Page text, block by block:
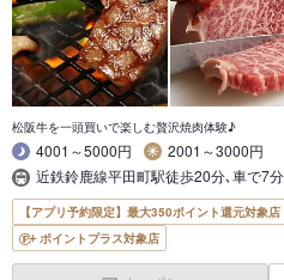
松阪牛を一頭買いで楽しむ贅沢焼肉体験♪
4001～5000円
2001～3000円
近鉄鈴鹿線平田町駅徒歩20分､車で7
【アプリ予約限定】最大350ポイント還元対象店
ポイントプラス対象店